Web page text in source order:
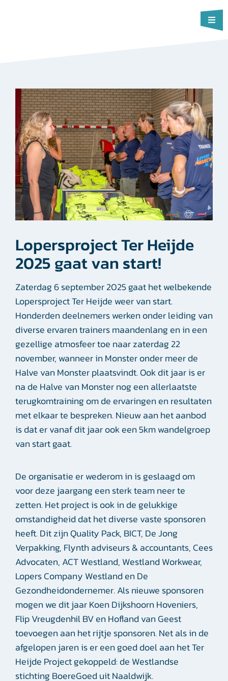
Lopersproject Ter Heijde
2025 gaat van start!
Zaterdag 6 september 2025 gaat het welbekende
Lopersproject Ter Heijde weer van start.
Honderden deelnemers werken onder leiding van
diverse ervaren trainers maandenlang en in een
gezellige atmosfeer toe naar zaterdag 22
november, wanneer in Monster onder meer de
Halve van Monster plaatsvindt. Ook dit jaar is er
na de Halve van Monster nog een allerlaatste
terugkomtraining om de ervaringen en resultaten
met elkaar te bespreken. Nieuw aan het aanbod
is dat er vanaf dit jaar ook een 5km wandelgroep
van start gaat.
De organisatie er wederom in is geslaagd om
voor deze jaargang een sterk team neer te
zetten. Het project is ook in de gelukkige
omstandigheid dat het diverse vaste sponsoren
heeft. Dit zijn Quality Pack, BICT, De Jong
Verpakking, Flynth adviseurs & accountants, Cees
Advocaten, ACT Westland, Westland Workwear,
Lopers Company Westland en De
Gezondheidondernemer. Als nieuwe sponsoren
mogen we dit jaar Koen Dijkshoorn Hoveniers,
Flip Vreugdenhil BV en Hofland van Geest
toevoegen aan het rijtje sponsoren. Net als in de
afgelopen jaren is er een goed doel aan het Ter
Heijde Project gekoppeld: de Westlandse
stichting BoereGoed uit Naaldwijk.